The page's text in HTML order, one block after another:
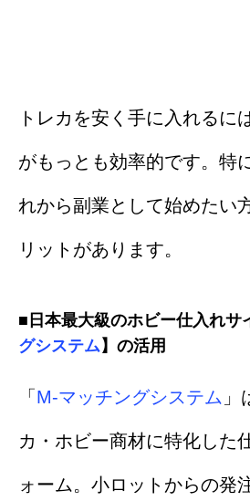
トレカを安く手に入れるに
がもっとも効率的です。特
れから副業として始めたい
リットがあります。
■日本最大級のホビー仕入れサ
グシステム 】の活用
「M-マッチングシステム 」
カ・ホビー商材に特化した
ォーム。小ロットからの発